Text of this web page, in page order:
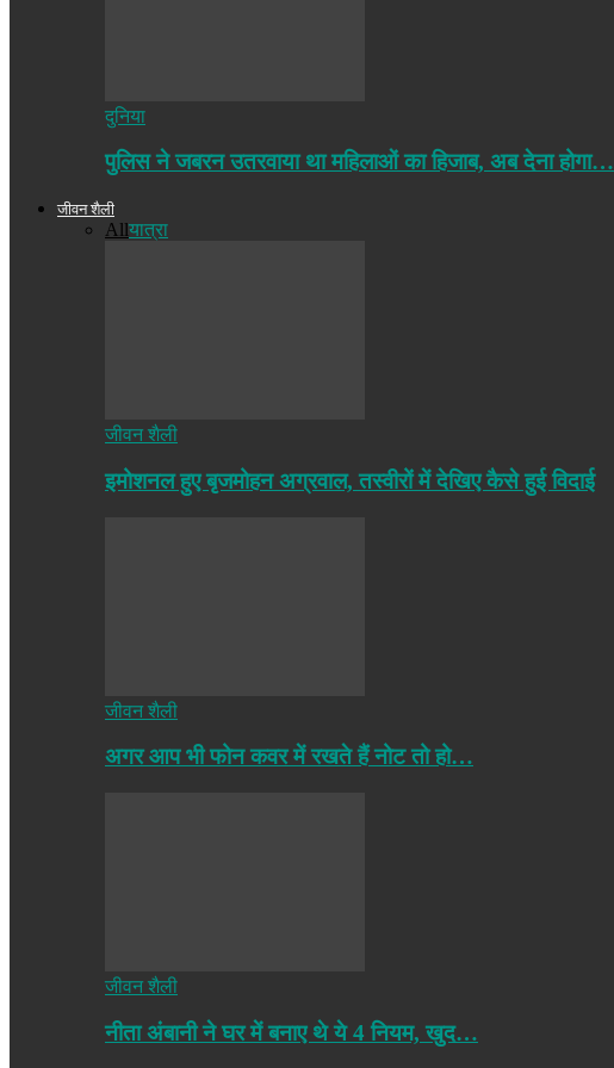
दुनिया
पुलिस ने जबरन उतरवाया था महिलाओं का हिजाब, अब देना होगा…
जीवन शैली
Allयात्रा
जीवन शैली
इमोशनल हुए बृजमोहन अग्रवाल, तस्वीरों में देखिए कैसे हुई विदाई
जीवन शैली
अगर आप भी फोन कवर में रखते हैं नोट तो हो…
जीवन शैली
नीता अंबानी ने घर में बनाए थे ये 4 नियम, खुद…